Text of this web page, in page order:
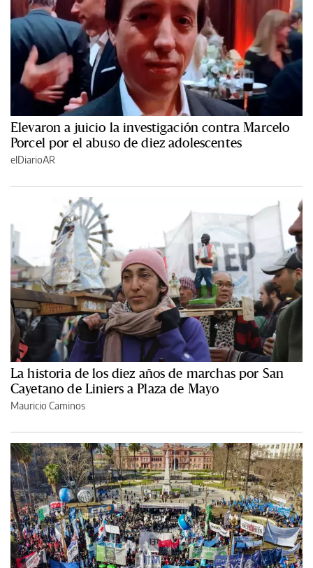
Elevaron a juicio la investigación contra Marcelo
Porcel por el abuso de diez adolescentes
elDiarioAR
La historia de los diez años de marchas por San
Cayetano de Liniers a Plaza de Mayo
Mauricio Caminos